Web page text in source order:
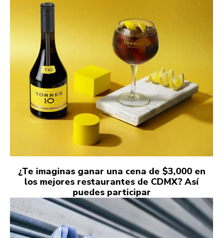
¿Te imaginas ganar una cena de $3,000 en
los mejores restaurantes de CDMX? Así
puedes participar